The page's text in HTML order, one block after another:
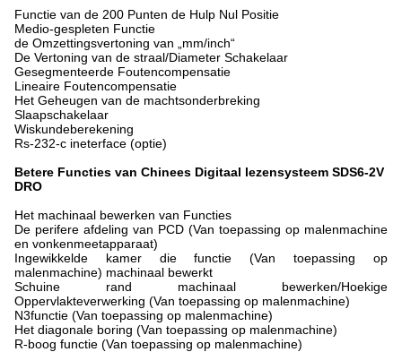
Functie van de 200 Punten de Hulp Nul Positie
Medio-gespleten Functie
de Omzettingsvertoning van „mm/inch“
De Vertoning van de straal/Diameter Schakelaar
Gesegmenteerde Foutencompensatie
Lineaire Foutencompensatie
Het Geheugen van de machtsonderbreking
Slaapschakelaar
Wiskundeberekening
Rs-232-c ineterface (optie)
Betere Functies van Chinees Digitaal lezensysteem SDS6-2V
DRO
Het machinaal bewerken van Functies
De perifere afdeling van PCD (Van toepassing op malenmachine
en vonkenmeetapparaat)
Ingewikkelde kamer die functie (Van toepassing op
malenmachine) machinaal bewerkt
Schuine rand machinaal bewerken/Hoekige
Oppervlakteverwerking (Van toepassing op malenmachine)
N3functie (Van toepassing op malenmachine)
Het diagonale boring (Van toepassing op malenmachine)
R-boog functie (Van toepassing op malenmachine)